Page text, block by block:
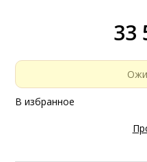
33
В избранное